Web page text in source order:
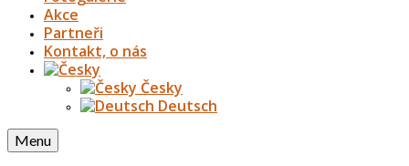
Akce
Partneři
Kontakt, o nás
Česky
Deutsch
Menu